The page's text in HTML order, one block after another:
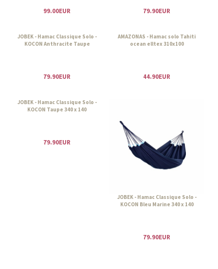
99.00EUR 79.90EUR
JOBEK - Hamac Classique Solo -
KOCON Anthracite Taupe
79.90EUR
AMAZONAS - Hamac solo Tahiti
ocean elltex 310x100
44.90EUR
JOBEK - Hamac Classique Solo -
KOCON Taupe 340 x 140
79.90EUR
JOBEK - Hamac Classique Solo -
KOCON Bleu Marine 340 x 140
79.90EUR